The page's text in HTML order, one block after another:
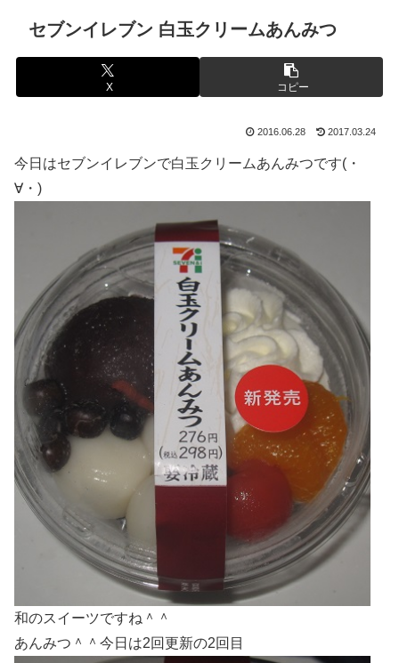
セブンイレブン 白玉クリームあんみつ
X コピー
2016.06.28 2017.03.24
今日はセブンイレブンで白玉クリームあんみつです(・
∀・)
和のスイーツですね＾＾
あんみつ＾＾今日は2回更新の2回目